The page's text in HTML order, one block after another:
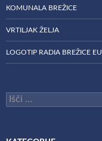
KOMUNALA BREŽICE
VRTILJAK ŽELJA
LOGOTIP RADIA BREŽICE EU
Išči: